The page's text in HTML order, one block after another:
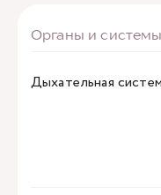
Дыхательная